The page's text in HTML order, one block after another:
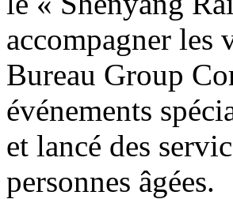
accompagner
Bureau Group
événements
et lancé des
personnes âgées.